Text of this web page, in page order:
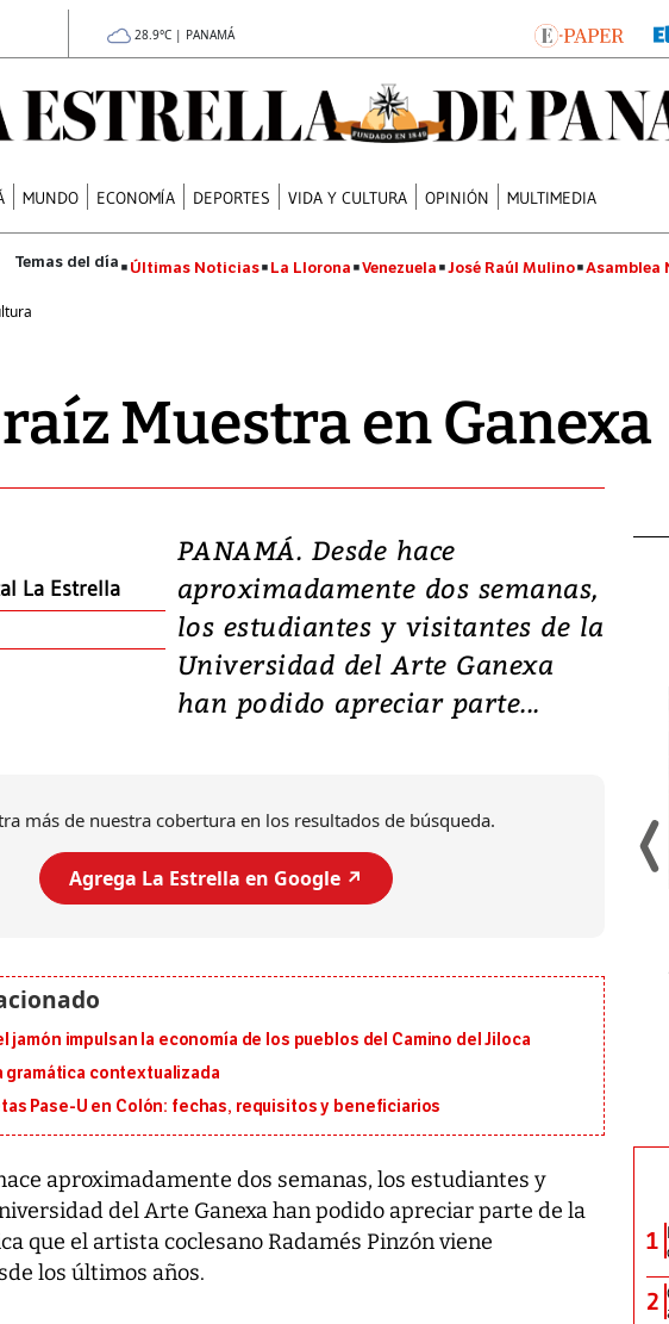
28.9°C | PANAMÁ
MUNDO ECONOMÍA DEPORTES VIDA Y CULTURA OPINIÓN MULTIMEDIA
Últimas Noticias La Llorona Venezuela José Raúl Mulino Asamblea
Muestra en Ganexa
La Estrella
PANAMÁ. Desde hace
aproximadamente dos semanas,
los estudiantes y visitantes de la
Universidad del Arte Ganexa
han podido apreciar parte...
más de nuestra cobertura en los resultados de búsqueda.
Agrega La Estrella en Google ↗️
jamón impulsan la economía de los pueblos del Camino del Jiloca
gramática contextualizada
Pase-U en Colón: fechas, requisitos y beneficiarios
aproximadamente dos semanas, los estudiantes y
del Arte Ganexa han podido apreciar parte de la
que el artista coclesano Radamés Pinzón viene
los últimos años.
Isidro Carbonell,
director de la Lotería:
‘Vamos a ser más
transparentes, tengan fe
1
2